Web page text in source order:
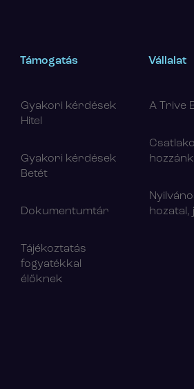
Támogatás
Gyakori kérdések
Hitel
Gyakori kérdések
Betét
Dokumentumtár
Tájékoztatás
fogyatékkal
élőknek
Vállalat
A Trive
hozzánk
hozatal,